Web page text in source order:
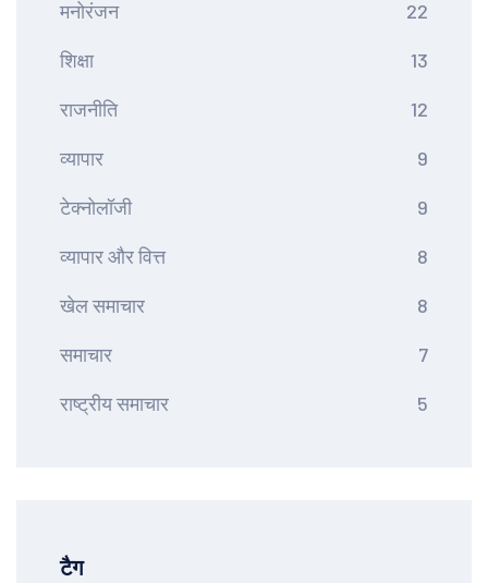
मनोरंजन 22
शिक्षा 13
राजनीति 12
व्यापार 9
टेक्नोलॉजी 9
व्यापार और वित्त 8
खेल समाचार 8
समाचार 7
राष्ट्रीय समाचार 5
टैग